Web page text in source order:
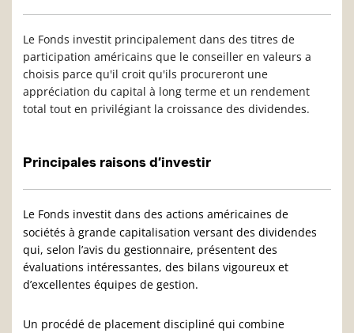
Le Fonds investit principalement dans des titres de
participation américains que le conseiller en valeurs a
choisis parce qu'il croit qu'ils procureront une
appréciation du capital à long terme et un rendement
total tout en privilégiant la croissance des dividendes.
Principales raisons d’investir
Le Fonds investit dans des actions américaines de
sociétés à grande capitalisation versant des dividendes
qui, selon l’avis du gestionnaire, présentent des
évaluations intéressantes, des bilans vigoureux et
d’excellentes équipes de gestion.
Un procédé de placement discipliné qui combine